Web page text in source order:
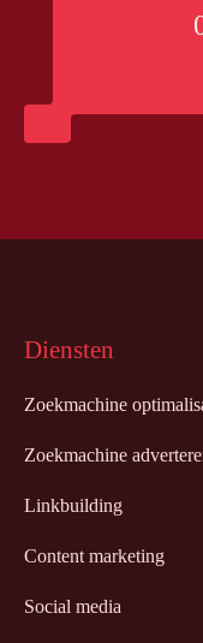
Diensten
Zoekmachine
Zoekmachine
Linkbuilding
Content marketing
Social media